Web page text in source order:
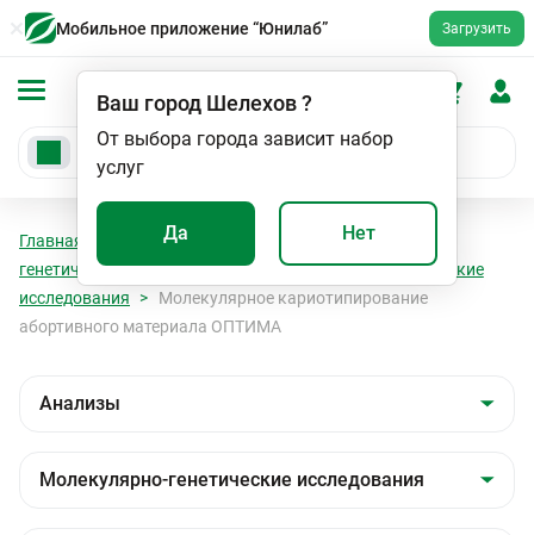
Мобильное приложение “Юнилаб” Загрузить
Ваш город Шелехов?
От выбора города зависит набор
услуг
Да Нет
Главная Анализы
Молекулярно-
генетические исследования
Молекулярно-генетические
исследования
Молекулярное кариотипирование
абортивного материала ОПТИМА